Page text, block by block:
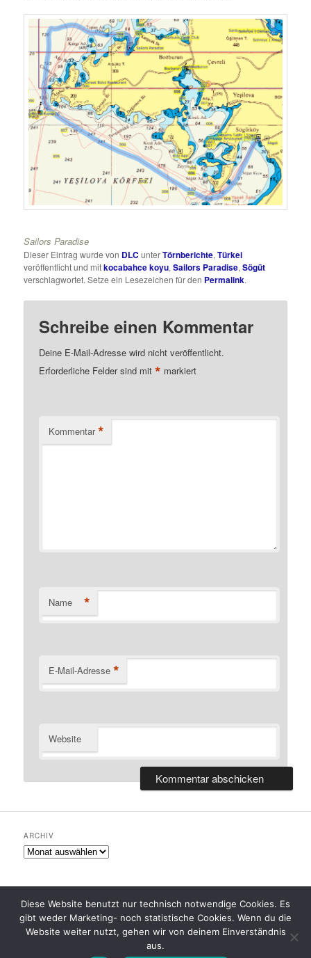
Sailors Paradise
Dieser Eintrag wurde von DLC unterTörnberichte,Türkei
veröffentlicht und mitkocabahce koyu,Sailors Paradise,Sögüt
verschlagwortet. Setze ein Lesezeichen für den Permalink.
Schreibe einen Kommentar
Deine E-Mail-Adresse wird nicht veröffentlicht.
Erforderliche Felder sind mit* markiert
Kommentar *
Name *
E-Mail-Adresse *
Website
ARCHIV
Archiv
Datenschutzerklärung Stolz präsentiert von WordPress
Diese Website benutzt nur technisch notwendige Cookies. Es
gibt weder Marketing- noch statistische Cookies. Wenn du die
Website weiter nutzt, gehen wir von deinem Einverständnis
aus.